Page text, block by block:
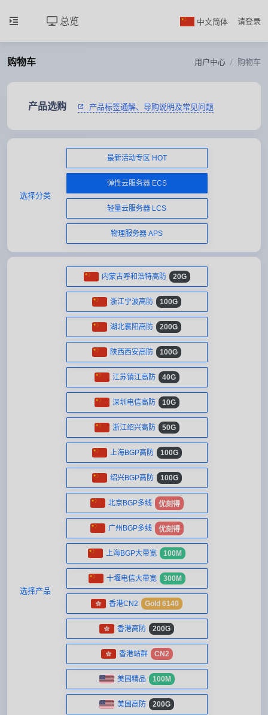
总览 中文简体 请登录
购物车 用户中心 购物车
产品选购 产品标签通解、导购说明及常见问题
选择分类
最新活动专区 HOT
弹性云服务器 ECS
轻量云服务器 LCS
物理服务器 APS
选择产品
内蒙古呼和浩特高防 20G
浙江宁波高防 100G
湖北襄阳高防 200G
陕西西安高防 100G
江苏镇江高防 40G
深圳电信高防 10G
浙江绍兴高防 50G
上海BGP高防 100G
绍兴BGP高防 100G
北京BGP多线 优刻得
广州BGP多线 优刻得
上海BGP大带宽 100M
十堰电信大带宽 300M
香港CN2 Gold 6140
香港高防 200G
香港站群 CN2
美国精品 100M
美国高防 200G